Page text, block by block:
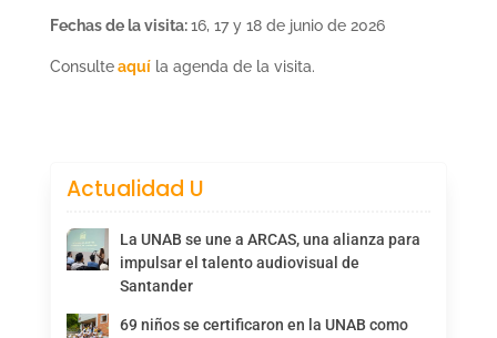
Fechas de la visita:16, 17 y 18 de junio de 2026
Consulteaquíla agenda de la visita.
Actualidad U
La UNAB se une a ARCAS, una alianza para
impulsar el talento audiovisual de
Santander
69 niños se certificaron en la UNAB como